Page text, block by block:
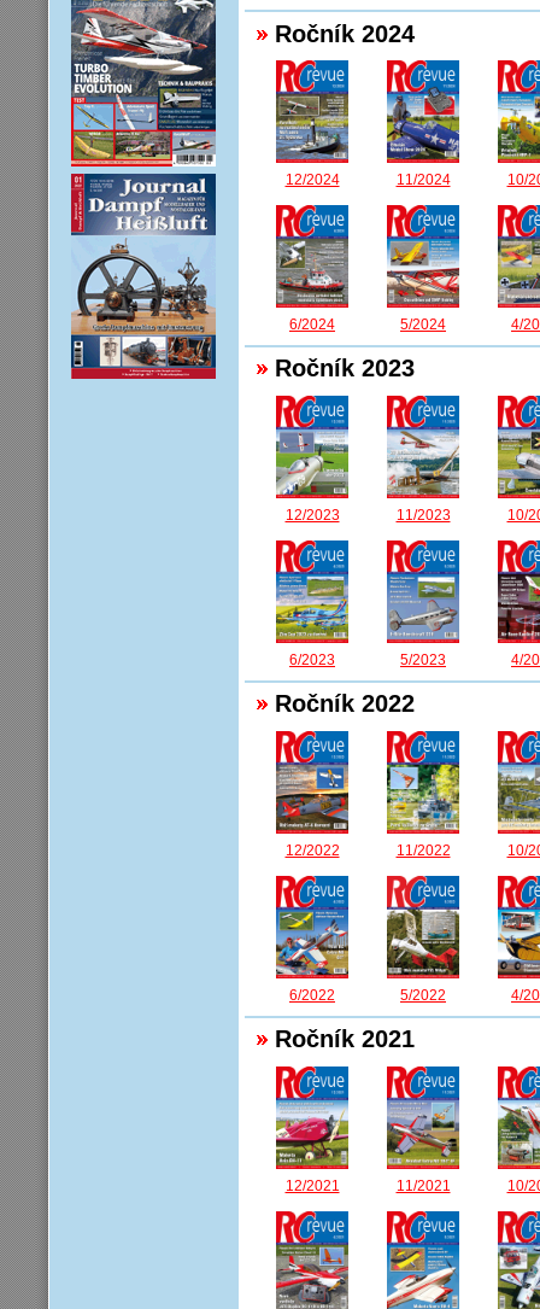
Ročník 2024
12/2024 11/2024 10/
6/2024 5/2024 4/
Ročník 2023
12/2023 11/2023 10/
6/2023 5/2023 4/
Ročník 2022
12/2022 11/2022 10/
6/2022 5/2022 4/
Ročník 2021
12/2021 11/2021 10/